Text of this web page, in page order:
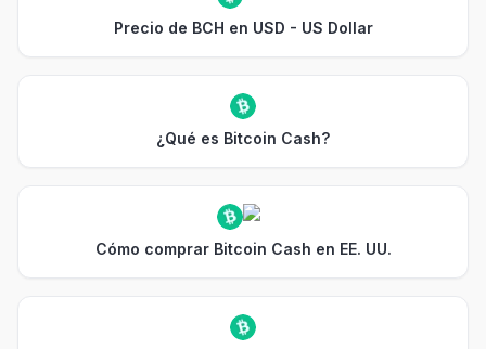
Precio de BCH en USD - US Dollar
¿Qué es Bitcoin Cash?
Cómo comprar Bitcoin Cash en EE. UU.